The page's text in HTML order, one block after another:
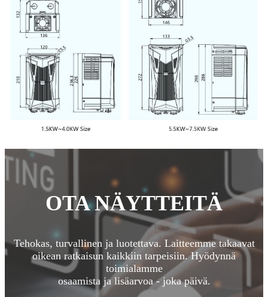
OTA NÄYTTEITÄ
Tehokas, turvallinen ja luotettava. Laitteemme takaavat
oikean ratkaisun kaikkiin tarpeisiin. Hyödynnä
toimialamme
osaamista ja lisäarvoa - joka päivä.